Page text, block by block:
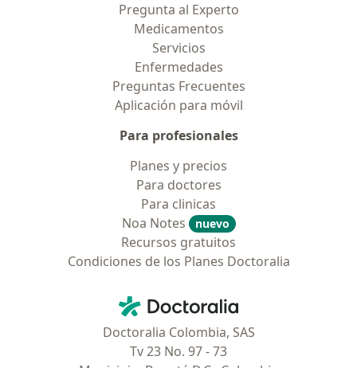
Pregunta al Experto
Medicamentos
Servicios
Enfermedades
Preguntas Frecuentes
Aplicación para móvil
Para profesionales
Planes y precios
Para doctores
Para clinicas
Noa Notes
nuevo
Recursos gratuitos
Condiciones de los Planes Doctoralia
Doctoralia - Página de inicio
Doctoralia Colombia, SAS
Tv 23 No. 97 - 73